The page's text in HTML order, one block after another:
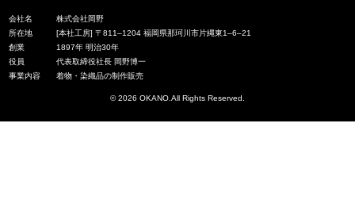
会社名
株式会社岡野
所在地
[本社工房] 〒811‒1204 福岡県那珂川市片縄東1‒6‒21
創業
1897年 明治30年
役員
代表取締役社長 岡野博一
事業内容
着物・染織品の制作販売
© 2026 OKANO.All Rights Reserved.